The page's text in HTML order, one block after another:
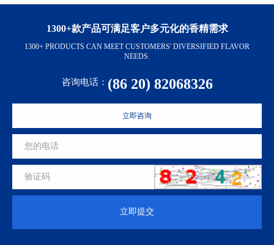
1300+款产品可满足客户多元化的香精需求
1300+ PRODUCTS CAN MEET CUSTOMERS' DIVERSIFIED FLAVOR
NEEDS.
咨询电话： (86 20) 82068326
立即咨询
立即提交